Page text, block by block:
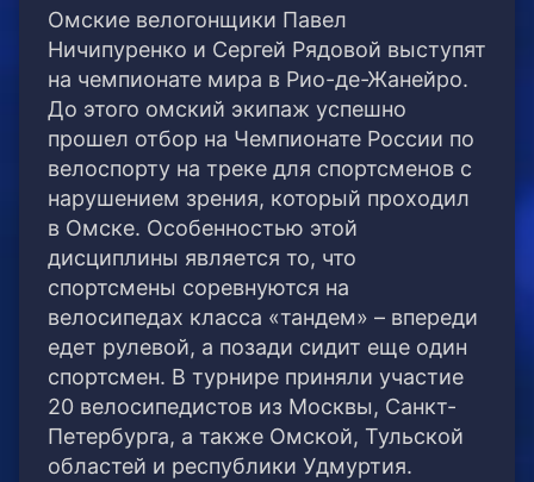
Омские велогонщики Павел
Ничипуренко и Сергей Рядовой выступят
на чемпионате мира в Рио-де-Жанейро.
До этого омский экипаж успешно
прошел отбор на Чемпионате России по
велоспорту на треке для спортсменов с
нарушением зрения, который проходил
в Омске. Особенностью этой
дисциплины является то, что
спортсмены соревнуются на
велосипедах класса «тандем» – впереди
едет рулевой, а позади сидит еще один
спортсмен. В турнире приняли участие
20 велосипедистов из Москвы, Санкт-
Петербурга, а также Омской, Тульской
областей и республики Удмуртия.